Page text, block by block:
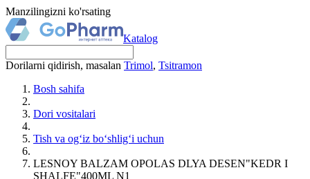
Manzilingizni ko'rsating
Katalog
Dorilarni qidirish, masalan Trimol, Tsitramon
Bosh sahifa
Dori vositalari
Tish va og‘iz bo‘shlig‘i uchun
LЕSNOY BALZAM OPOLAS DLYA DЕSЕN"KЕDR I
SHALFЕ"400ML N1